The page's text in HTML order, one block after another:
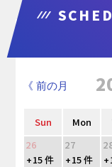
《 前の月
Sun Mon
26
27
+15 件
+15 件